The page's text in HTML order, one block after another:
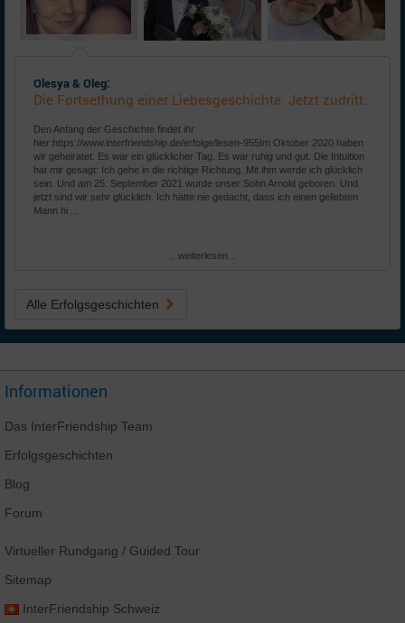
Olesya & Oleg:
Die Fortsethung einer Liebesgeschichte. Jetzt zudritt.
Den Anfang der Geschichte findet ihr
hier:https://www.interfriendship.de/erfolge/lesen-955Im Oktober 2020 haben
wir geheiratet. Es war ein glücklicher Tag. Es war ruhig und gut. Die Intuition
hat mir gesagt: Ich gehe in die richtige Richtung. Mit ihm werde ich glücklich
sein. Und am 25. September 2021 wurde unser Sohn Arnold geboren. Und
jetzt sind wir sehr glücklich. Ich hätte nie gedacht, dass ich einen geliebten
Mann hi ...
.. weiterlesen ..
Alle Erfolgsgeschichten
Informationen
Das InterFriendship Team
Erfolgsgeschichten
Blog
Forum
Virtueller Rundgang / Guided Tour
Sitemap
InterFriendship Schweiz